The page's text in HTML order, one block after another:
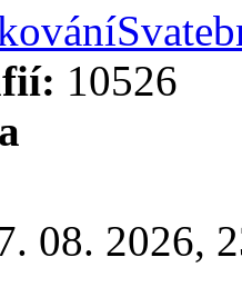
10526
08. 2026,